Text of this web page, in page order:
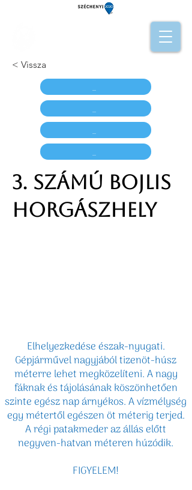
< Vissza
3. számú bojlis
horgászhely
Elhelyezkedése észak-nyugati.
Gépjárművel nagyjából tizenöt-húsz
méterre lehet megközelíteni. A nagy
fáknak és tájolásának köszönhetően
szinte egész nap árnyékos. A vízmélység
egy métertől egészen öt méterig terjed.
A régi patakmeder az állás előtt
negyven-hatvan méteren húzódik.
FIGYELEM!